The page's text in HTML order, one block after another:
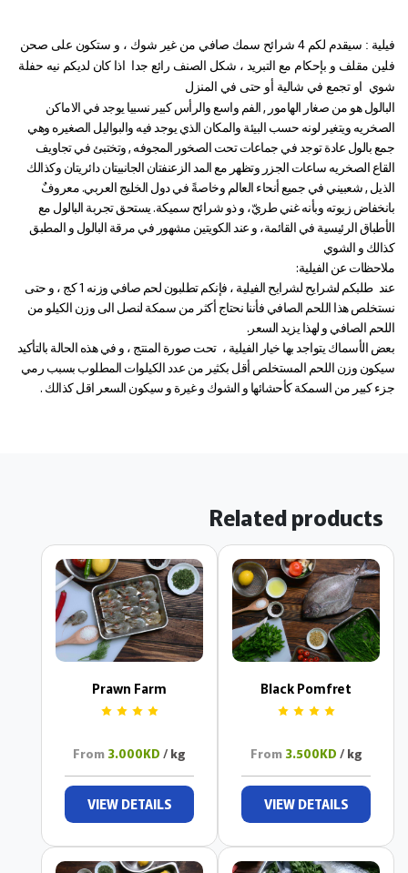
فيلية : سيقدم لكم 4 شرائح سمك صافي من غير شوك ، و ستكون على صحن
فلين مقلف و بإحكام مع التبريد ، شكل الصنف رائع جدا اذا كان لديكم نيه حفلة
شوي او تجمع في شالية أو حتى في المنزل
البالول هو من صغار الهامور , الفم واسع والرأس كبير نسبيا يوجد في الاماكن
الصخريه ويتغير لونه حسب البيئة والمكان الذي يوجد فيه والبواليل الصغيره وهي
جمع بالول عادة توجد في جماعات تحت الصخور المجوفه , وتختبئ في تجاويف
القاع الصخريه ساعات الجزر وتظهر مع المد الزعنفتان الجانبيتان دائريتان وكذالك
الذيل , شعبيني في جميع أنحاء العالم وخاصةً في دول الخليج العربي. معروفٌ
بانخفاض زيوته وبأنه غني طريّ، و ذو شرائح سميكة. يستحق تجربة البالول مع
الأطباق الرئيسية في القائمة، و عند الكويتين مشهور في مرقة البالول و المطبق
كذالك و الشوي
ملاحظات عن الفيلية:
عند طلبكم لشرايح لشرايح الفيلية ، فإنكم تطلبون لحم صافي وزنه 1 كج ، و حتى
نستخلص هذا اللحم الصافي فأننا نحتاج أكثر من سمكة لنصل الى وزن الكيلو من
اللحم الصافي و لهذا يزيد السعر.
بعض الأسماك يتواجد بها خيار الفيلية ، تحت صورة المنتج ، و في هذه الحالة بالتأكيد
سيكون وزن اللحم المستخلص أقل بكثير من عدد الكيلوات المطلوب بسبب رمي
جزء كبير من السمكة كأحشائها و الشوك و غيرة و سيكون السعر اقل كذالك .
Related products
Black Pomfret
From3.500KD / kg
VIEW DETAILS
Prawn Farm
From 3.000KD / kg
VIEW DETAILS